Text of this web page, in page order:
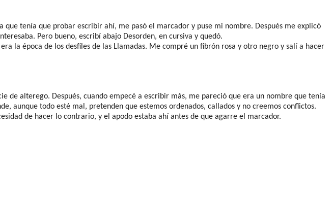
tenía que probar escribir ahí, me pasó el marcador y puse mi nombre. Después me explicó
Pero bueno, escribí abajo Desorden, en cursiva y quedó.
la época de los desfiles de las Llamadas. Me compré un fibrón rosa y otro negro y salí a hacer
de alterego. Después, cuando empecé a escribir más, me pareció que era un nombre que tenía
aunque todo esté mal, pretenden que estemos ordenados, callados y no creemos conflictos.
de hacer lo contrario, y el apodo estaba ahí antes de que agarre el marcador.